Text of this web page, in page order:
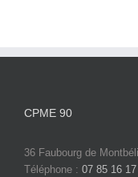
CPME 90
36 Faubourg de
Téléphone : 07 85 16